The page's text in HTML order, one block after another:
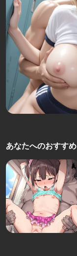
あなたへのおすすめ